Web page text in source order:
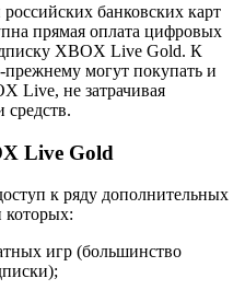
банковских карт
прямая оплата цифровых
XBOX Live Gold. К
могут покупать и
Live, не затрачивая
средств.
Live Gold
к ряду дополнительных
которых:
игр (большинство